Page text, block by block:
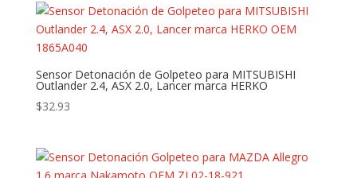
Sensor Detonación de Golpeteo para MITSUBISHI
Outlander 2.4, ASX 2.0, Lancer marca HERKO
$32.93